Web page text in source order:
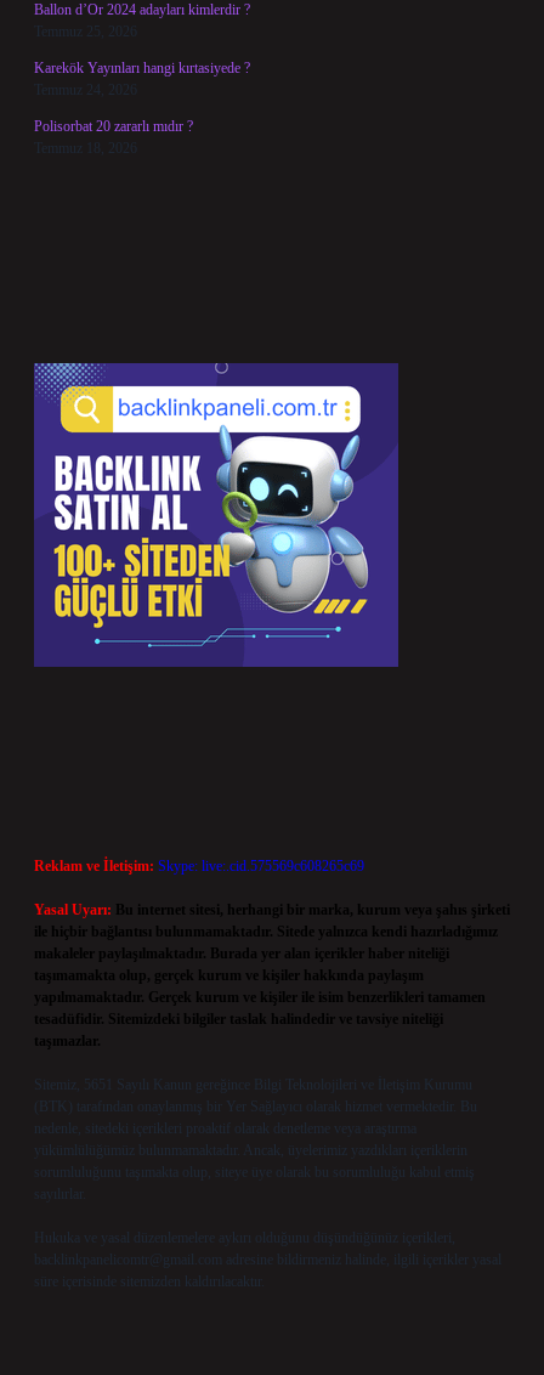
Ballon d’Or 2024 adayları kimlerdir ?
Temmuz 25, 2026
Karekök Yayınları hangi kırtasiyede ?
Temmuz 24, 2026
Polisorbat 20 zararlı mıdır ?
Temmuz 18, 2026
Reklam ve İletişim: Skype: live:.cid.575569c608265c69
Yasal Uyarı:
Bu internet sitesi, herhangi bir marka, kurum veya şahıs şirketi
ile hiçbir bağlantısı bulunmamaktadır. Sitede yalnızca kendi hazırladığımız
makaleler paylaşılmaktadır. Burada yer alan içerikler haber niteliği
taşımamakta olup, gerçek kurum ve kişiler hakkında paylaşım
yapılmamaktadır. Gerçek kurum ve kişiler ile isim benzerlikleri tamamen
tesadüfidir. Sitemizdeki bilgiler taslak halindedir ve tavsiye niteliği
taşımazlar.
Sitemiz, 5651 Sayılı Kanun gereğince Bilgi Teknolojileri ve İletişim Kurumu
(BTK) tarafından onaylanmış bir Yer Sağlayıcı olarak hizmet vermektedir. Bu
nedenle, sitedeki içerikleri proaktif olarak denetleme veya araştırma
yükümlülüğümüz bulunmamaktadır. Ancak, üyelerimiz yazdıkları içeriklerin
sorumluluğunu taşımakta olup, siteye üye olarak bu sorumluluğu kabul etmiş
sayılırlar.
Hukuka ve yasal düzenlemelere aykırı olduğunu düşündüğünüz içerikleri,
backlinkpanelicomtr@gmail.com adresine bildirmeniz halinde, ilgili içerikler yasal
süre içerisinde sitemizden kaldırılacaktır.